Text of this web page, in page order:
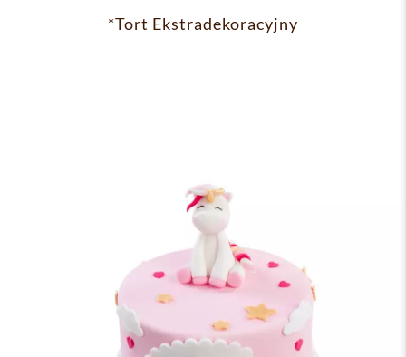
*Tort Ekstradekoracyjny